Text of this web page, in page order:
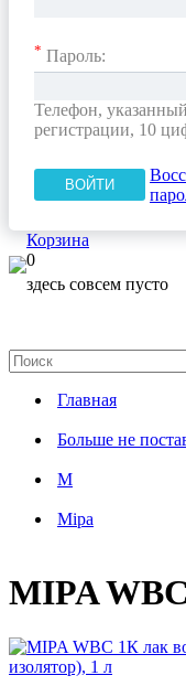
* Пароль:
Телефон,
регистрации, 10
Корзина
0
здесь совсем пусто
Главная
Больше не
M
Mipa
MIPA